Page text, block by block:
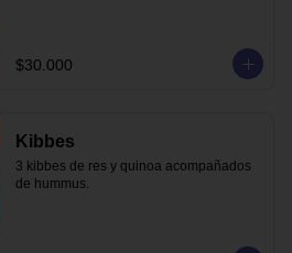
$30.000
Kibbes
3 kibbes de res y quinoa acompañados
de hummus.